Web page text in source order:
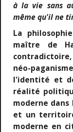
à la vie sans
même qu'il ne
La
maître de
néo-
l'identité et
réalité
moderne
et un
moderne en